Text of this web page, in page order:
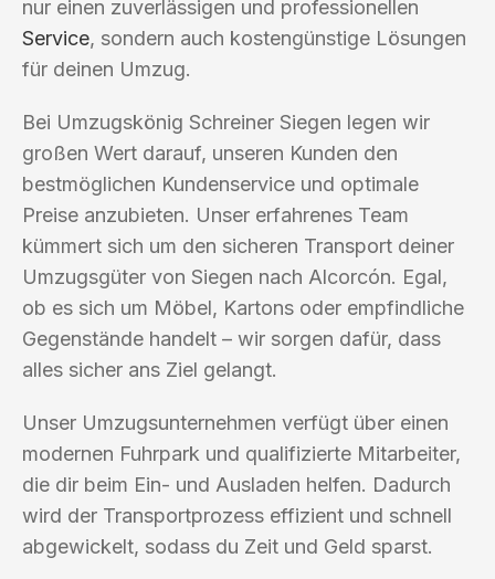
nur einen zuverlässigen und professionellen
Service, sondern auch kostengünstige Lösungen
für deinen Umzug.
Bei Umzugskönig Schreiner Siegen legen wir
großen Wert darauf, unseren Kunden den
bestmöglichen Kundenservice und optimale
Preise anzubieten. Unser erfahrenes Team
kümmert sich um den sicheren Transport deiner
Umzugsgüter von Siegen nach Alcorcón. Egal,
ob es sich um Möbel, Kartons oder empfindliche
Gegenstände handelt – wir sorgen dafür, dass
alles sicher ans Ziel gelangt.
Unser Umzugsunternehmen verfügt über einen
modernen Fuhrpark und qualifizierte Mitarbeiter,
die dir beim Ein- und Ausladen helfen. Dadurch
wird der Transportprozess effizient und schnell
abgewickelt, sodass du Zeit und Geld sparst.